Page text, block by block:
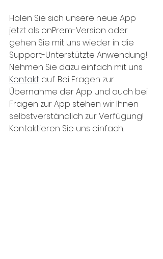
Holen Sie sich unsere neue App
jetzt als onPrem-Version oder
gehen Sie mit uns wieder in die
Support-Unterstützte Anwendung!
Nehmen Sie dazu einfach mit uns
Kontakt auf. Bei Fragen zur
Übernahme der App und auch bei
Fragen zur App stehen wir Ihnen
selbstverständlich zur Verfügung!
Kontaktieren Sie uns einfach.